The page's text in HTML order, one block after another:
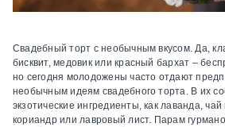
Свадебный торт с необычным вкусом. Да,
бисквит, медовик или красный бархат –
но сегодня молодожены часто отдают
необычным идеям свадебного торта. В их
экзотические ингредиенты, как лаванда,
кориандр или лавровый лист. Парам